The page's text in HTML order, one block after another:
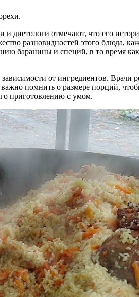
отмечают, что его
разновидностей этого блюда,
баранины и специй, в то время
от ингредиентов. Врачи
помнить о размере порций,
приготовлению с умом.